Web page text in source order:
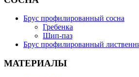
Брус профилированный сосна
Гребенка
Шип-паз
Брус профилированный
МАТЕРИАЛЫ